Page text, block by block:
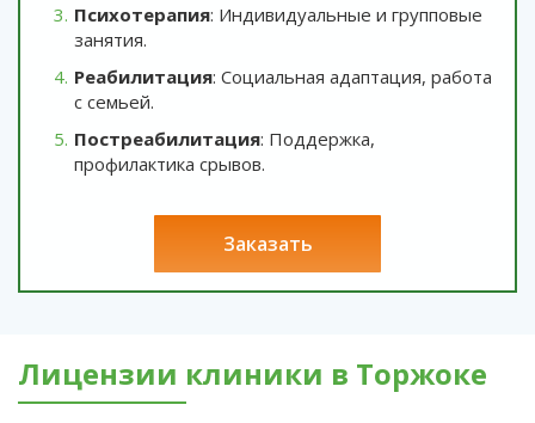
Психотерапия: Индивидуальные и групповые
занятия.
Реабилитация: Социальная адаптация, работа
с семьей.
Постреабилитация: Поддержка,
профилактика срывов.
заказать
Лицензии клиники в Торжоке